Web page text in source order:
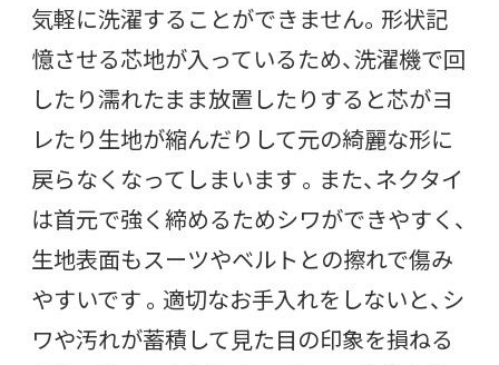
気軽に洗濯することができません。形状記
憶させる芯地が入っているため、洗濯機で回
したり濡れたまま放置したりすると芯がヨ
レたり生地が縮んだりして元の綺麗な形に
戻らなくなってしまいます 。また、ネクタイ
は首元で強く締めるためシワができやすく、
生地表面もスーツやベルトとの擦れで傷み
やすいです 。適切なお手入れをしないと、シ
ワや汚れが蓄積して見た目の印象を損ねる